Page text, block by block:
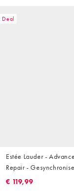
Deal
Estée Lauder -
Repair -
herstellend complex -
€ 119,99